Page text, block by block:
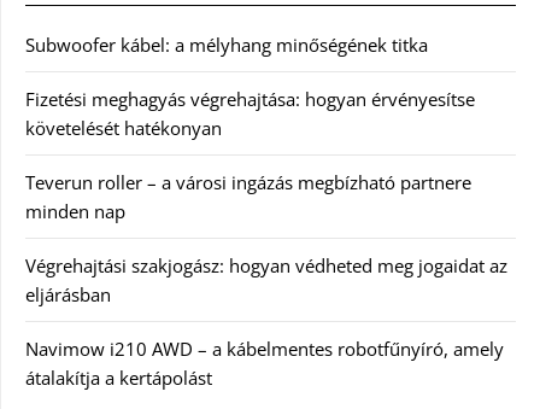
Subwoofer kábel: a mélyhang minőségének titka
Fizetési meghagyás végrehajtása: hogyan érvényesítse
követelését hatékonyan
Teverun roller – a városi ingázás megbízható partnere
minden nap
Végrehajtási szakjogász: hogyan védheted meg jogaidat az
eljárásban
Navimow i210 AWD – a kábelmentes robotfűnyíró, amely
átalakítja a kertápolást